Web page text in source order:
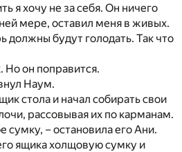
я хочу не за себя. Он ничего
мере, оставил меня в живых.
должны будут голодать. Так что
Но он поправится.
Наум.
стола и начал собирать свои
рассовывая их по карманам.
сумку, – остановила его Ани.
ящика холщовую сумку и